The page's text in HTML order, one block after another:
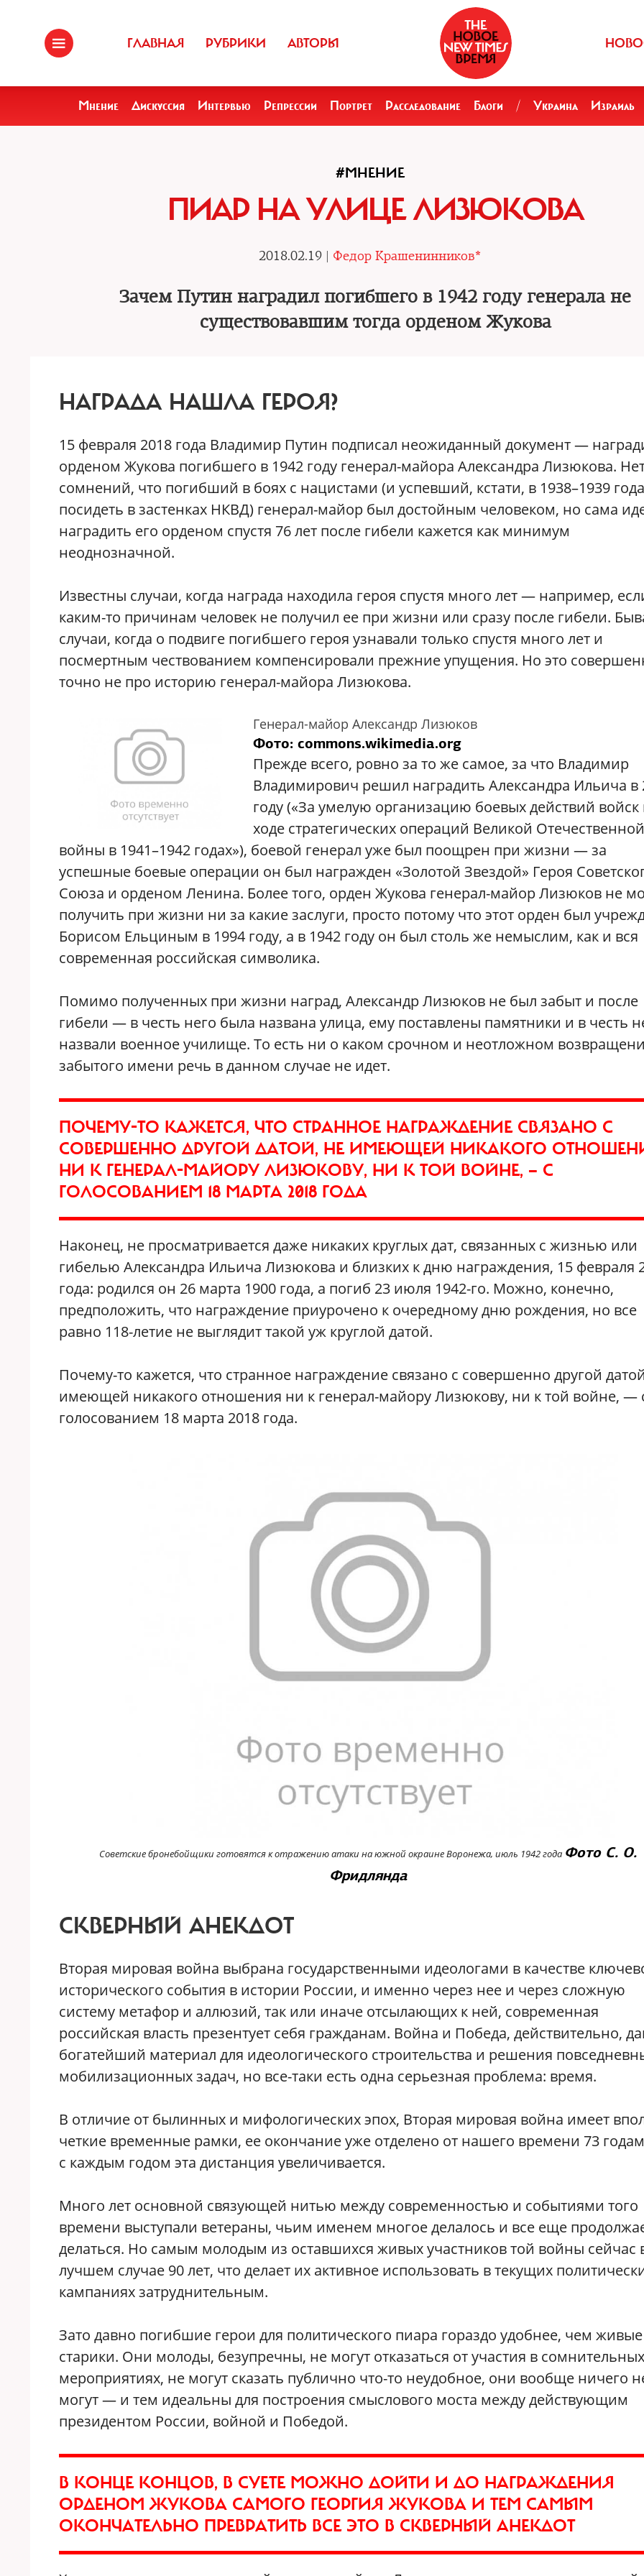
ГЛАВНАЯ РУБРИКИ АВТОРЫ
Мнение Дискуссия Интервью Репрессии Портрет Расследование Блоги / Украина Израиль
#МНЕНИЕ
ПИАР НА УЛИЦЕ ЛИЗЮКОВА
2018.02.19 | Федор Крашенинников*
Зачем Путин наградил погибшего в 1942 году генерала не
существовавшим тогда орденом Жукова
НАГРАДА НАШЛА ГЕРОЯ?
15 февраля 2018 года Владимир Путин подписал неожиданный документ —
орденом Жукова погибшего в 1942 году генерал-майора Александра Лизюкова.
сомнений, что погибший в боях с нацистами (и успевший, кстати, в 1938–1939
посидеть в застенках НКВД) генерал-майор был достойным человеком, но сама
наградить его орденом спустя 76 лет после гибели кажется как минимум
неоднозначной.
Известны случаи, когда награда находила героя спустя много лет — например,
каким-то причинам человек не получил ее при жизни или сразу после гибели.
случаи, когда о подвиге погибшего героя узнавали только спустя много лет и
посмертным чествованием компенсировали прежние упущения. Но это
точно не про историю генерал-майора Лизюкова.
Генерал-майор Александр Лизюков
Фото: commons.wikimedia.org
Прежде всего, ровно за то же самое, за что Владимир
Владимирович решил наградить Александра Ильича в
году («За умелую организацию боевых действий войск
ходе стратегических операций Великой Отечественной
войны в 1941–1942 годах»), боевой генерал уже был поощрен при жизни — за
успешные боевые операции он был награжден «Золотой Звездой» Героя
Союза и орденом Ленина. Более того, орден Жукова генерал-майор Лизюков не
получить при жизни ни за какие заслуги, просто потому что этот орден был
Борисом Ельциным в 1994 году, а в 1942 году он был столь же немыслим, как и вся
современная российская символика.
Помимо полученных при жизни наград, Александр Лизюков не был забыт и после
гибели — в честь него была названа улица, ему поставлены памятники и в честь
назвали военное училище. То есть ни о каком срочном и неотложном
забытого имени речь в данном случае не идет.
ПОЧЕМУ-ТО КАЖЕТСЯ, ЧТО СТРАННОЕ НАГРАЖДЕНИЕ СВЯЗАНО С
СОВЕРШЕННО ДРУГОЙ ДАТОЙ, НЕ ИМЕЮЩЕЙ НИКАКОГО
НИ К ГЕНЕРАЛ-МАЙОРУ ЛИЗЮКОВУ, НИ К ТОЙ ВОЙНЕ, — С
ГОЛОСОВАНИЕМ 18 МАРТА 2018 ГОДА
Наконец, не просматривается даже никаких круглых дат, связанных с жизнью или
гибелью Александра Ильича Лизюкова и близких к дню награждения, 15 февраля
года: родился он 26 марта 1900 года, а погиб 23 июля 1942-го. Можно, конечно,
предположить, что награждение приурочено к очередному дню рождения, но все
равно 118-летие не выглядит такой уж круглой датой.
Почему-то кажется, что странное награждение связано с совершенно другой
имеющей никакого отношения ни к генерал-майору Лизюкову, ни к той войне, —
голосованием 18 марта 2018 года.
Советские бронебойщики готовятся к отражению атаки на южной окраине Воронежа, июль 1942 года Фото С. О.
Фридлянда
СКВЕРНЫЙ АНЕКДОТ
Вторая мировая война выбрана государственными идеологами в качестве
исторического события в истории России, и именно через нее и через сложную
систему метафор и аллюзий, так или иначе отсылающих к ней, современная
российская власть презентует себя гражданам. Война и Победа, действительно,
богатейший материал для идеологического строительства и решения
мобилизационных задач, но все-таки есть одна серьезная проблема: время.
В отличие от былинных и мифологических эпох, Вторая мировая война имеет
четкие временные рамки, ее окончание уже отделено от нашего времени 73
с каждым годом эта дистанция увеличивается.
Много лет основной связующей нитью между современностью и событиями того
времени выступали ветераны, чьим именем многое делалось и все еще
делаться. Но самым молодым из оставшихся живых участников той войны сейчас
лучшем случае 90 лет, что делает их активное использовать в текущих
кампаниях затруднительным.
Зато давно погибшие герои для политического пиара гораздо удобнее, чем живые
старики. Они молоды, безупречны, не могут отказаться от участия в сомнительных
мероприятиях, не могут сказать публично что-то неудобное, они вообще ничего
могут — и тем идеальны для построения смыслового моста между действующим
президентом России, войной и Победой.
В КОНЦЕ КОНЦОВ, В СУЕТЕ МОЖНО ДОЙТИ И ДО НАГРАЖДЕНИЯ
ОРДЕНОМ ЖУКОВА САМОГО ГЕОРГИЯ ЖУКОВА И ТЕМ САМЫМ
ОКОНЧАТЕЛЬНО ПРЕВРАТИТЬ ВСЕ ЭТО В СКВЕРНЫЙ АНЕКДОТ